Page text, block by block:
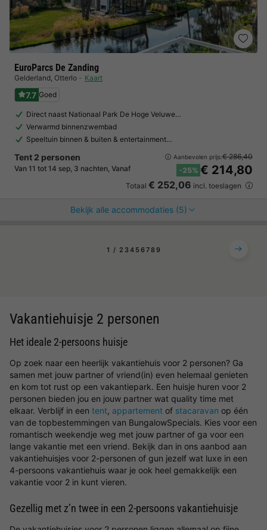
EuroParcs De Zanding
Gelderland, Otterlo Kaart
7.7 Goed
Direct naast Nationaal Park De Hoge Veluwe…
Verwarmd binnenzwembad
Speeltuin binnen & buiten & entertainment…
Tent 2 personen
Van 11 tot 14 sep, 3 nachten, Vanaf
Aanbevolen prijs:€ 286,40
-25% € 214,80
Totaal € 252,06 incl. toeslagen
Bekijk alle accommodaties (5)
1 2 3 4 5 67 8 9
Vakantiehuisje 2 personen
Het ideale 2-persoons huisje
Op zoek naar een heerlijk vakantiehuis voor 2 personen? Ga
samen met jouw partner of vriend(in) even helemaal genieten
en kom tot rust op een vakantiepark. Een huisje huren voor 2
personen bieden jou en jouw partner wat quality time met
elkaar. Verblijf in een tent, appartement of stacaravan op één
van de topbestemmingen van BungalowSpecials. Kies voor een
romantisch weekendje weg met jouw partner of ga voor een
lange vakantie met een vriend. Bekijk dan in ons aanbod aan
vakantiehuisjes voor 2-personen of gun jezelf wat luxe in een
4-persoons vakantiehuis waar je ook heel gemakkelijk een
vakantie voor 2 in kunt vieren.
Gezellig met z’n twee in een 2-persoons vakantiehuisje